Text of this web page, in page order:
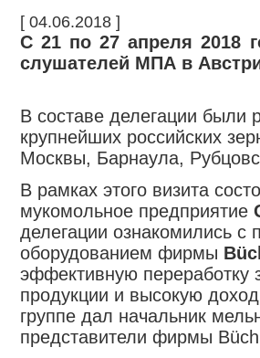
[ 04.06.2018 ]
С 21 по 27 апреля 2018
слушателей МПА в
В составе делегации были
крупнейших российских
Москвы, Барнаула,
В рамках этого визита
мукомольное предприятие
делегации ознакомились
оборудованием фирмы Bü
эффективную переработку
продукции и высокую
группе дал начальник
представители фирмы